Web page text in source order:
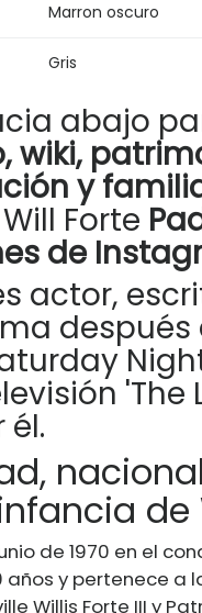
Marron oscuro
Gris
abajo
wiki,
y
Forte
de
actor,
después
'The
de
de 1970 en el
y pertenece a
Willis Forte III y